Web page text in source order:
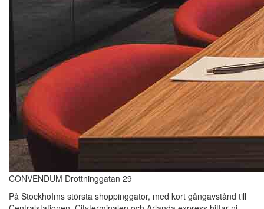
CONVENDUM Drottninggatan 29
På StockhoIms största shoppinggator, med kort gångavstånd till